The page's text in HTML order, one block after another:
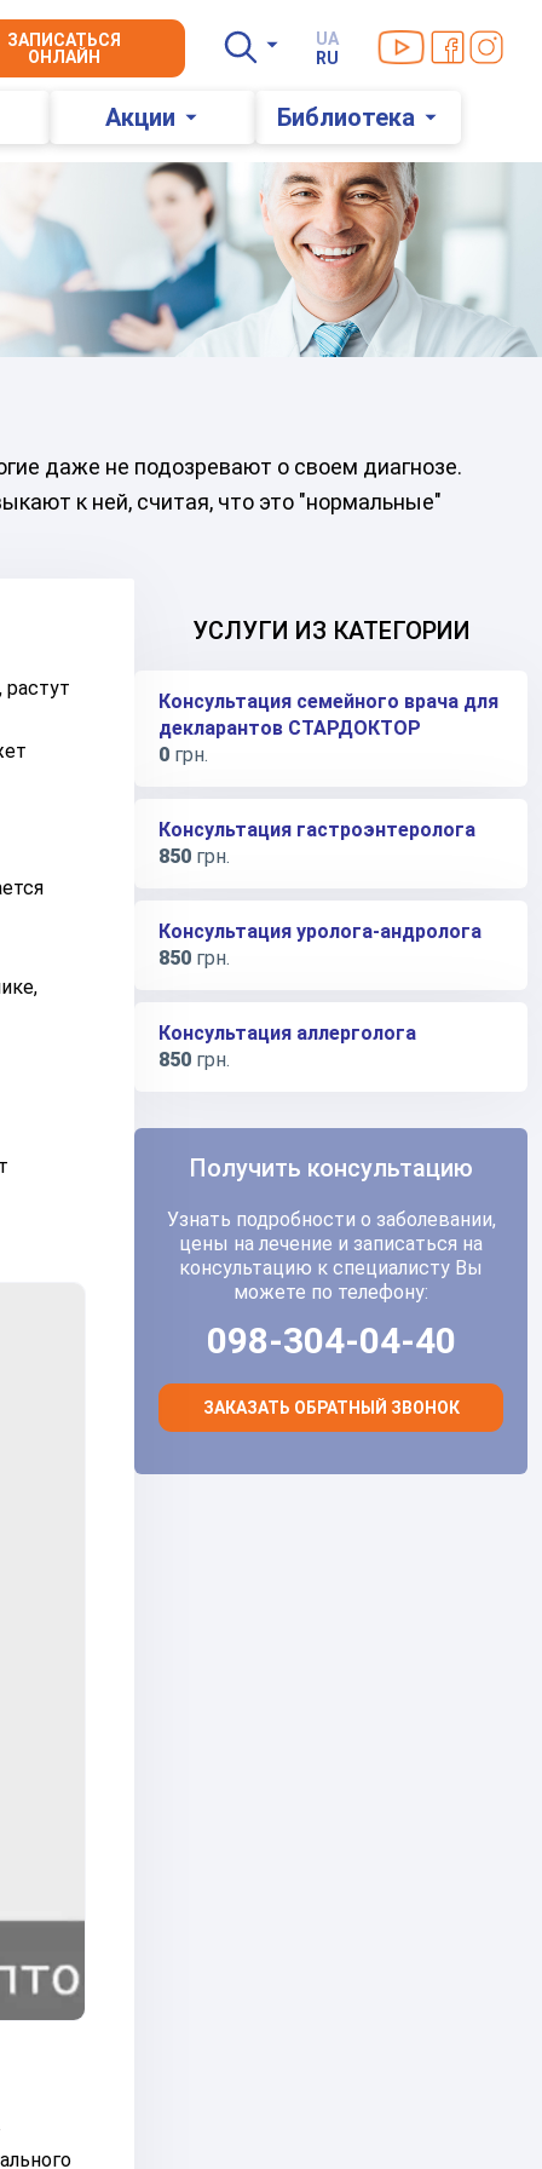
ЗАПИСАТЬСЯ
ОНЛАЙН
UA
RU
Мы в YouTube
Мы вМы в
Акции Библиотека
даже не подозревают о своем диагнозе.
к ней, считая, что это "нормальные"
УСЛУГИ ИЗ КАТЕГОРИИ
Консультация семейного врача для
декларантов СТАРДОКТОР
0 грн.
Консультация гастроэнтеролога
850 грн.
Консультация уролога-андролога
850 грн.
Консультация аллерголога
850 грн.
Получить консультацию
Узнать подробности о заболевании,
цены на лечение и записаться на
консультацию к специалисту Вы
можете по телефону:
098-304-04-40
ЗАКАЗАТЬ ОБРАТНЫЙ ЗВОНОК